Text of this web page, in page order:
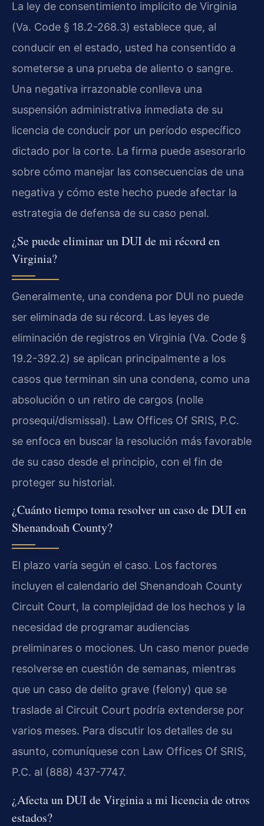
La ley de consentimiento implícito de Virginia
(Va. Code § 18.2-268.3) establece que, al
conducir en el estado, usted ha consentido a
someterse a una prueba de aliento o sangre.
Una negativa irrazonable conlleva una
suspensión administrativa inmediata de su
licencia de conducir por un período específico
dictado por la corte. La firma puede asesorarlo
sobre cómo manejar las consecuencias de una
negativa y cómo este hecho puede afectar la
estrategia de defensa de su caso penal.
¿Se puede eliminar un DUI de mi récord en
Virginia?
Generalmente, una condena por DUI no puede
ser eliminada de su récord. Las leyes de
eliminación de registros en Virginia (Va. Code §
19.2-392.2) se aplican principalmente a los
casos que terminan sin una condena, como una
absolución o un retiro de cargos (nolle
prosequi/dismissal). Law Offices Of SRIS, P.C.
se enfoca en buscar la resolución más favorable
de su caso desde el principio, con el fin de
proteger su historial.
¿Cuánto tiempo toma resolver un caso de DUI en
Shenandoah County?
El plazo varía según el caso. Los factores
incluyen el calendario del Shenandoah County
Circuit Court, la complejidad de los hechos y la
necesidad de programar audiencias
preliminares o mociones. Un caso menor puede
resolverse en cuestión de semanas, mientras
que un caso de delito grave (felony) que se
traslade al Circuit Court podría extenderse por
varios meses. Para discutir los detalles de su
asunto, comuníquese con Law Offices Of SRIS,
P.C. al (888) 437-7747.
¿Afecta un DUI de Virginia a mi licencia de otros
estados?